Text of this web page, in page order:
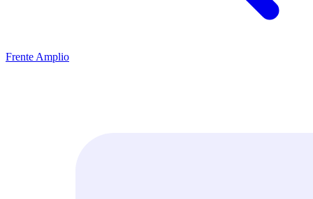
Frente Amplio